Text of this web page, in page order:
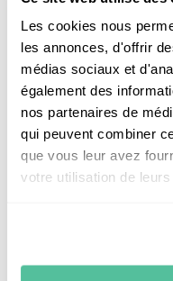
Les cookies nous
les annonces, d'offrir
médias sociaux et
également des
nos partenaires de
qui peuvent combiner
que vous leur avez
votre utilisation de
Je vous donne à
essentielles sur les 3
Performance 6 DC
Performance 3 AC :